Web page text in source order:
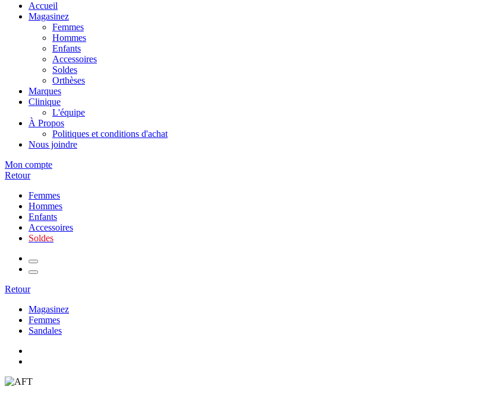
Accueil
Magasinez
Femmes
Hommes
Enfants
Accessoires
Soldes
Orthèses
Marques
Clinique
L'équipe
À Propos
Politiques et conditions d'achat
Nous joindre
Mon compte
Retour
Femmes
Hommes
Enfants
Accessoires
Soldes
Retour
Magasinez
Femmes
Sandales